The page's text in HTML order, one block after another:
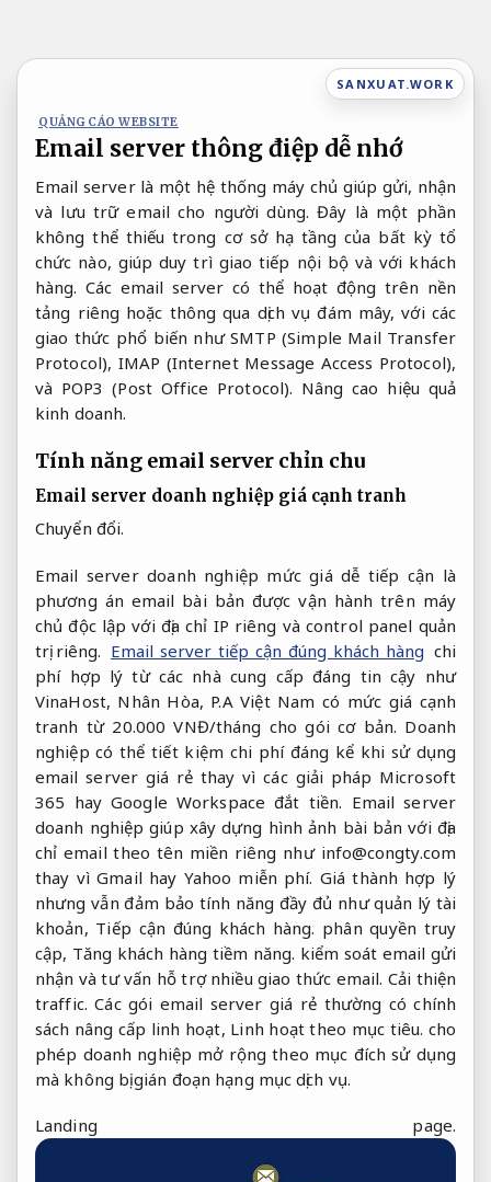
nội
SANXUAT.WORK
QUẢNG CÁO WEBSITE
Email server thông điệp dễ nhớ
Email server là một hệ thống máy chủ giúp gửi, nhận
và lưu trữ email cho người dùng. Đây là một phần
không thể thiếu trong cơ sở hạ tầng của bất kỳ tổ
chức nào, giúp duy trì giao tiếp nội bộ và với khách
hàng. Các email server có thể hoạt động trên nền
tảng riêng hoặc thông qua dịch vụ đám mây, với các
giao thức phổ biến như SMTP (Simple Mail Transfer
Protocol), IMAP (Internet Message Access Protocol),
và POP3 (Post Office Protocol). Nâng cao hiệu quả
kinh doanh.
Tính năng email server chỉn chu
Email server doanh nghiệp giá cạnh tranh
Chuyển đổi.
Email server doanh nghiệp mức giá dễ tiếp cận là
phương án email bài bản được vận hành trên máy
chủ độc lập với địa chỉ IP riêng và control panel quản
trị riêng. Email server tiếp cận đúng khách hàng chi
phí hợp lý từ các nhà cung cấp đáng tin cậy như
VinaHost, Nhân Hòa, P.A Việt Nam có mức giá cạnh
tranh từ 20.000 VNĐ/tháng cho gói cơ bản. Doanh
nghiệp có thể tiết kiệm chi phí đáng kể khi sử dụng
email server giá rẻ thay vì các giải pháp Microsoft
365 hay Google Workspace đắt tiền. Email server
doanh nghiệp giúp xây dựng hình ảnh bài bản với địa
chỉ email theo tên miền riêng như info@congty.com
thay vì Gmail hay Yahoo miễn phí. Giá thành hợp lý
nhưng vẫn đảm bảo tính năng đầy đủ như quản lý tài
khoản, Tiếp cận đúng khách hàng. phân quyền truy
cập, Tăng khách hàng tiềm năng. kiểm soát email gửi
nhận và tư vấn hỗ trợ nhiều giao thức email. Cải thiện
traffic. Các gói email server giá rẻ thường có chính
sách nâng cấp linh hoạt, Linh hoạt theo mục tiêu. cho
phép doanh nghiệp mở rộng theo mục đích sử dụng
mà không bị gián đoạn hạng mục dịch vụ.
Landing page.